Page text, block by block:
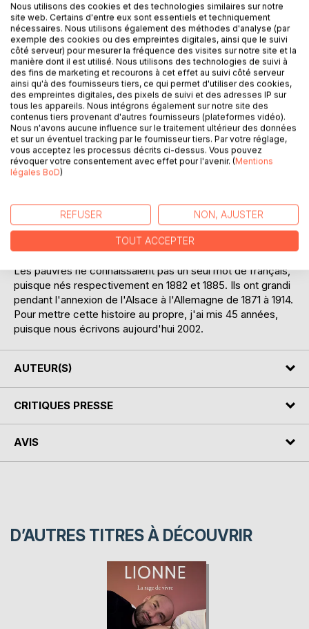
Ajouter à ma liste d'envies
Laisser un avis
DESCRIPTION
Les quelques pages qui vont suivre retracent l'histoire de
Histoire condensée de 1102 pages de lettres envoyées à
mes parents et écrites en allemand s'il vous plait, pour la
simple et bonne raison que mes grands-parents les lisaient
également.
Les pauvres ne connaissaient pas un seul mot de français,
puisque nés respectivement en 1882 et 1885. Ils ont grandi
pendant l'annexion de l'Alsace à l'Allemagne de 1871 à 1914.
Pour mettre cette histoire au propre, j'ai mis 45 années,
puisque nous écrivons aujourd'hui 2002.
AUTEUR(S)
CRITIQUES PRESSE
AVIS
D’AUTRES TITRES À DÉCOUVRIR
Nous utilisons des cookies et des technologies similaires sur notre
site web. Certains d'entre eux sont essentiels et techniquement
nécessaires. Nous utilisons également des méthodes d'analyse (par
exemple des cookies ou des empreintes digitales, ainsi que le suivi
côté serveur) pour mesurer la fréquence des visites sur notre site et la
manière dont il est utilisé. Nous utilisons des technologies de suivi à
des fins de marketing et recourons à cet effet au suivi côté serveur
ainsi qu'à des fournisseurs tiers, ce qui permet d'utiliser des cookies,
des empreintes digitales, des pixels de suivi et des adresses IP sur
tous les appareils. Nous intégrons également sur notre site des
contenus tiers provenant d'autres fournisseurs (plateformes vidéo).
Nous n'avons aucune influence sur le traitement ultérieur des données
et sur un éventuel tracking par le fournisseur tiers. Par votre réglage,
vous acceptez les processus décrits ci-dessus. Vous pouvez
révoquer votre consentement avec effet pour l'avenir. (Mentions
légales BoD)
REFUSER NON, AJUSTER
TOUT ACCEPTER